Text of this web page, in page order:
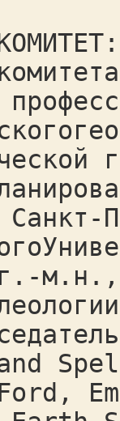
м.н.,
Ford,